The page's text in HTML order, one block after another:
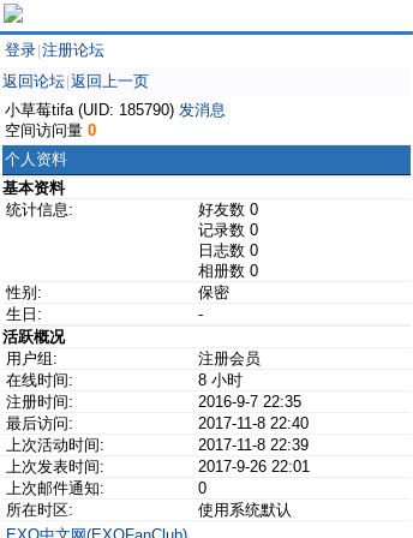
登录 注册论坛
返回论坛 返回上一页
小草莓tifa (UID: 185790) 发消息
空间访问量 0
个人资料
基本资料
统计信息:
好友数 0
记录数 0
日志数 0
相册数 0
性别:
保密
生日:
-
活跃概况
用户组:
注册会员
在线时间:
8 小时
注册时间:
2016-9-7 22:35
最后访问:
2017-11-8 22:40
上次活动时间:
2017-11-8 22:39
上次发表时间:
2017-9-26 22:01
上次邮件通知:
0
所在时区:
使用系统默认